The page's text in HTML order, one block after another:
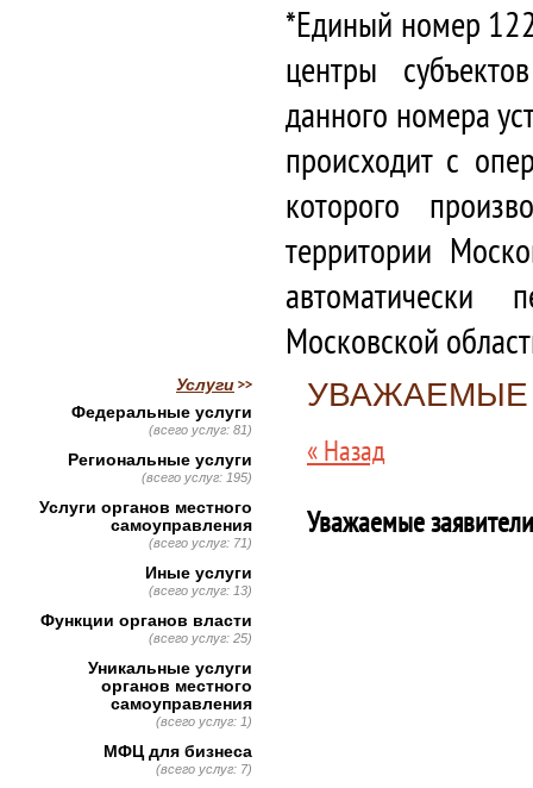
*Единый номер
центры
данного номера
происходит с
которого
территории
автоматически
Московской
УВАЖАЕМЫЕ
« Назад
Уважаемые
Услуги
Федеральные услуги
(всего услуг: 81)
Региональные услуги
(всего услуг: 195)
Услуги органов местного
самоуправления
(всего услуг: 71)
Иные услуги
(всего услуг: 13)
Функции органов власти
(всего услуг: 25)
Уникальные услуги
органов местного
самоуправления
(всего услуг: 1)
МФЦ для бизнеса
(всего услуг: 7)